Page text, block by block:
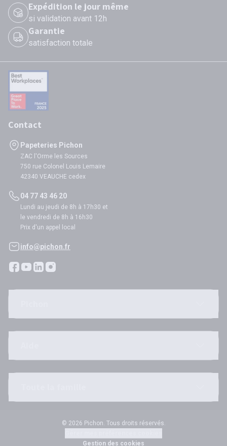
Expédition le jour même
si validation avant 12h
Garantie
satisfaction totale
Contact
Papeteries Pichon
ZAC l'Orme les Sources
750 rue Colonel Louis Lemaire
42340 VEAUCHE cedex
04 77 43 46 20
Lundi au jeudi de 8h à 17h30 et
le vendredi de 8h à 16h30
Prix d'un appel local
info@pichon.fr
© 2026 Pichon. Tous droits réservés.
Gestion des cookies